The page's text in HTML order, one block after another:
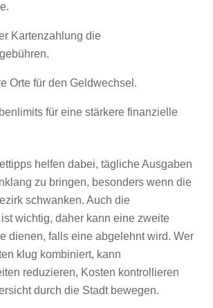
Kartenzahlung die
Orte für den Geldwechsel.
für eine stärkere finanzielle
helfen dabei, tägliche Ausgaben
zu bringen, besonders wenn die
schwanken. Auch die
wichtig, daher kann eine zweite
dienen, falls eine abgelehnt wird. Wer
klug kombiniert, kann
reduzieren, Kosten kontrollieren
durch die Stadt bewegen.